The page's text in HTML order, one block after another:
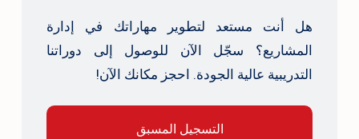
هل أنت مستعد لتطوير مهاراتك في إدارة
المشاريع؟ سجّل الآن للوصول إلى دوراتنا
التدريبية عالية الجودة. احجز مكانك الآن!
التسجيل المسبق